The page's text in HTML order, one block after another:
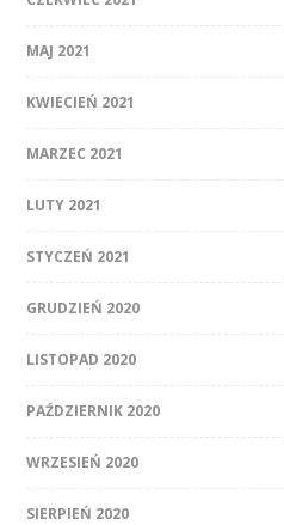
MAJ 2021
KWIECIEŃ 2021
MARZEC 2021
LUTY 2021
STYCZEŃ 2021
GRUDZIEŃ 2020
LISTOPAD 2020
PAŹDZIERNIK 2020
WRZESIEŃ 2020
SIERPIEŃ 2020